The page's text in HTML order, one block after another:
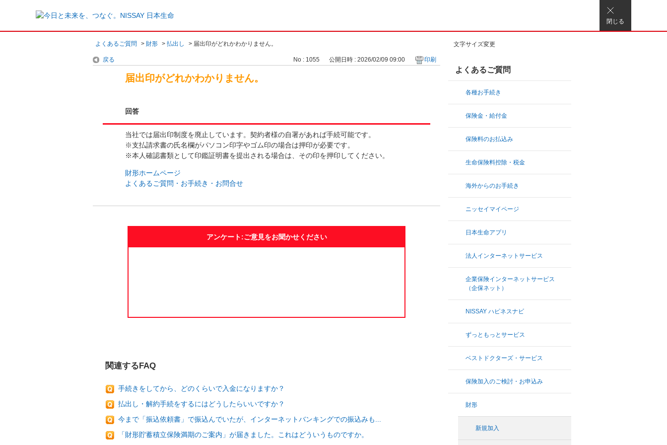
閉じる
文字サイズ変更
よくあるご質問 > 財形 > 払出し > 届出印がどれかわかりません。
よくあるご質問
各種お手続き
保険金・給付金
保険料のお払込み
生命保険料控除・税金
海外からのお手続き
ニッセイマイページ
日本生命アプリ
法人インターネットサービス
企業保険インターネットサービス
（企保ネット）
NISSAY ハピネスナビ
ずっともっとサービス
ベストドクターズ・サービス
保険加入のご検討・お申込み
財形
新規加入
戻る No : 1055 公開日時 : 2026/02/09 09:00 印刷
届出印がどれかわかりません。
回答
当社では届出印制度を廃止しています。契約者様の自署があれば手続可能です。
※支払請求書の氏名欄がパソコン印字やゴム印の場合は押印が必要です。
※本人確認書類として印鑑証明書を提出される場合は、その印を押印してください。
財形ホームページ
よくあるご質問・お手続き・お問合せ
アンケート:ご意見をお聞かせください
関連するFAQ
手続きをしてから、どのくらいで入金になりますか？
払出し・解約手続をするにはどうしたらいいですか？
今まで「振込依頼書」で振込んでいたが、インターネットバンキングでの振込みも...
「財形貯蓄積立保険満期のご案内」が届きました。これはどういうものですか。